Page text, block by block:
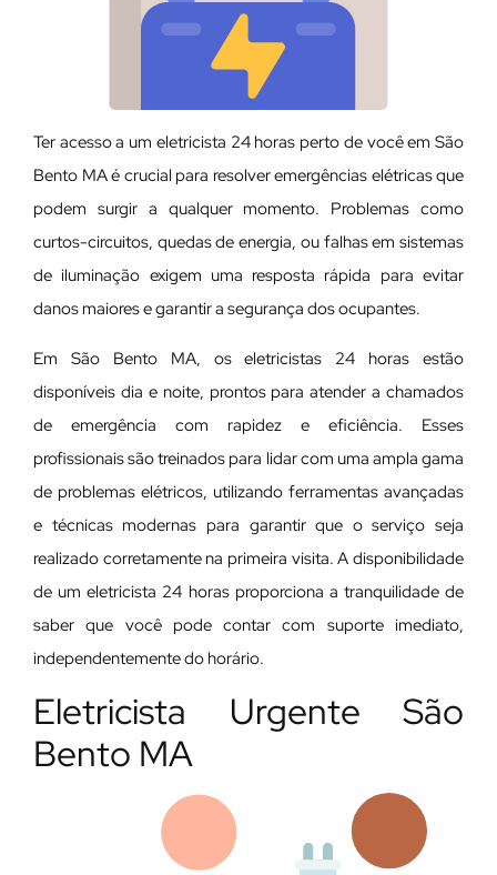
Ter acesso a um eletricista 24 horas perto de você em São
Bento MA é crucial para resolver emergências elétricas que
podem surgir a qualquer momento. Problemas como
curtos-circuitos, quedas de energia, ou falhas em sistemas
de iluminação exigem uma resposta rápida para evitar
danos maiores e garantir a segurança dos ocupantes.
Em São Bento MA, os eletricistas 24 horas estão
disponíveis dia e noite, prontos para atender a chamados
de emergência com rapidez e eficiência. Esses
profissionais são treinados para lidar com uma ampla gama
de problemas elétricos, utilizando ferramentas avançadas
e técnicas modernas para garantir que o serviço seja
realizado corretamente na primeira visita. A disponibilidade
de um eletricista 24 horas proporciona a tranquilidade de
saber que você pode contar com suporte imediato,
independentemente do horário.
Eletricista Urgente São
Bento MA